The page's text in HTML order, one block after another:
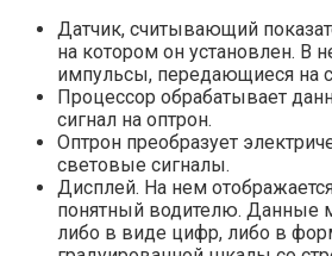
Датчик, считывающий
на котором он установлен. В
импульсы, передающиеся на
Процессор обрабатывает
сигнал на оптрон.
Оптрон преобразует
световые сигналы.
Дисплей. На нем
понятный водителю. Данные
либо в виде цифр, либо в